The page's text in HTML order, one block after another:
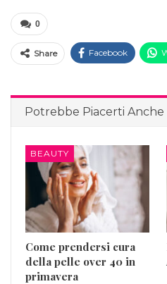
0
Share Facebook
Potrebbe Piacerti Anche
BEAUTY
Come prendersi cura
della pelle over 40 in
primavera